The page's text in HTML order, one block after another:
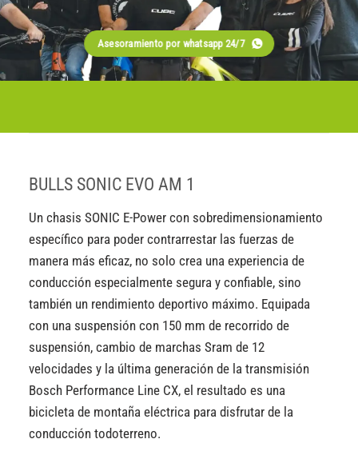
Asesoramiento por whatsapp 24/7
BULLS SONIC EVO AM 1
Un chasis SONIC E-Power con sobredimensionamiento
específico para poder contrarrestar las fuerzas de
manera más eficaz, no solo crea una experiencia de
conducción especialmente segura y confiable, sino
también un rendimiento deportivo máximo. Equipada
con una suspensión con 150 mm de recorrido de
suspensión, cambio de marchas Sram de 12
velocidades y la última generación de la transmisión
Bosch Performance Line CX, el resultado es una
bicicleta de montaña eléctrica para disfrutar de la
conducción todoterreno.